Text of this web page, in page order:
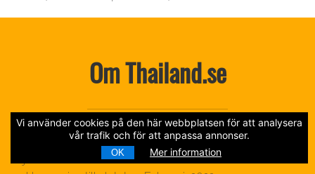
Vi använder cookies på den här webbplatsen för att analysera
vår trafik och för att anpassa annonser.
OK Mer information
Om Thailand.se
Vi jobbar fortfarande med Thailand.se och förväntar oss ha